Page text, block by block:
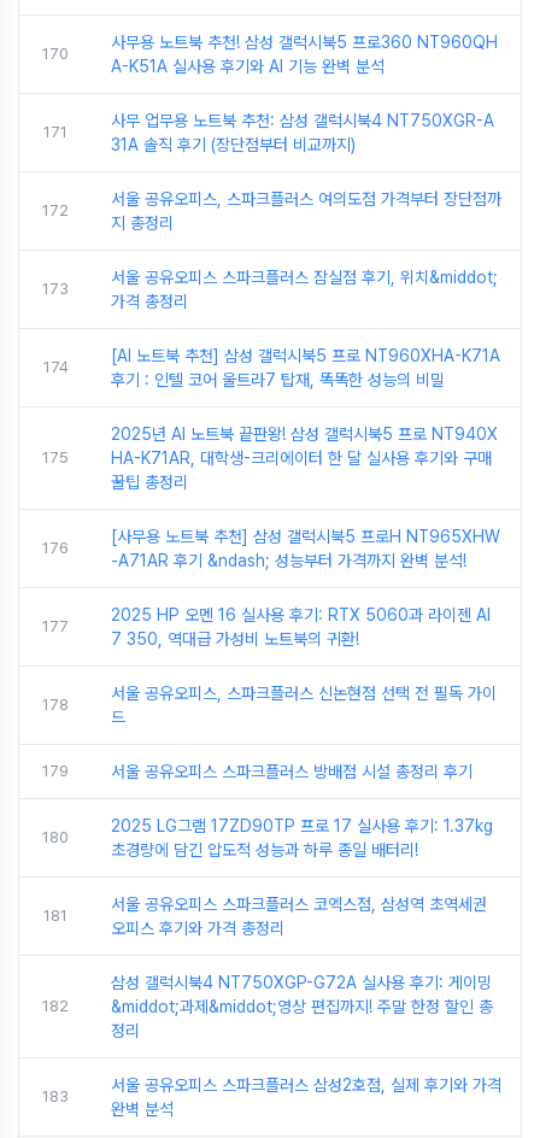
170
사무용 노트북 추천! 삼성 갤럭시북5 프로360 NT960QH
A-K51A 실사용 후기와 AI 기능 완벽 분석
171
사무 업무용 노트북 추천: 삼성 갤럭시북4 NT750XGR-A
31A 솔직 후기 (장단점부터 비교까지)
172
서울 공유오피스, 스파크플러스 여의도점 가격부터 장단점까
지 총정리
173
서울 공유오피스 스파크플러스 잠실점 후기, 위치&middot;
가격 총정리
174
[AI 노트북 추천] 삼성 갤럭시북5 프로 NT960XHA-K71A
후기 : 인텔 코어 울트라7 탑재, 똑똑한 성능의 비밀
175
2025년 AI 노트북 끝판왕! 삼성 갤럭시북5 프로 NT940X
HA-K71AR, 대학생-크리에이터 한 달 실사용 후기와 구매
꿀팁 총정리
176
[사무용 노트북 추천] 삼성 갤럭시북5 프로H NT965XHW
-A71AR 후기 &ndash; 성능부터 가격까지 완벽 분석!
177
2025 HP 오멘 16 실사용 후기: RTX 5060과 라이젠 AI
7 350, 역대급 가성비 노트북의 귀환!
178
서울 공유오피스, 스파크플러스 신논현점 선택 전 필독 가이
드
179 서울 공유오피스 스파크플러스 방배점 시설 총정리 후기
180
2025 LG그램 17ZD90TP 프로 17 실사용 후기: 1.37kg
초경량에 담긴 압도적 성능과 하루 종일 배터리!
181
서울 공유오피스 스파크플러스 코엑스점, 삼성역 초역세권
오피스 후기와 가격 총정리
182
삼성 갤럭시북4 NT750XGP-G72A 실사용 후기: 게이밍
&middot;과제&middot;영상 편집까지! 주말 한정 할인 총
정리
183
서울 공유오피스 스파크플러스 삼성2호점, 실제 후기와 가격
완벽 분석